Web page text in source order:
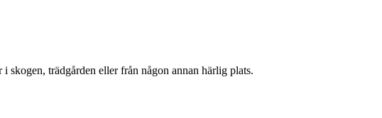
skogen, trädgården eller från någon annan härlig plats.